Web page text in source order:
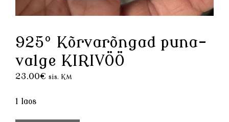
925° Kõrvarõngad puna-
valge KIRIVÖÖ
23.00€ sis. KM
1 laos